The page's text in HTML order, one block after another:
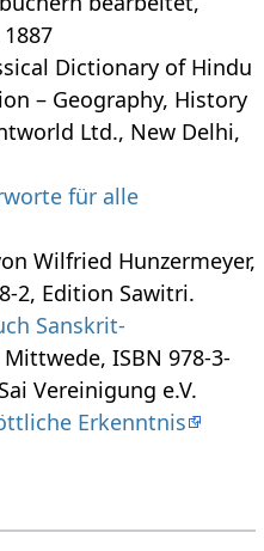
Dictionary of Hindu
– Geography, History
Ltd., New Delhi,
für alle
Wilfried Hunzermeyer,
2, Edition Sawitri.
Sanskrit-
ISBN 978-3-
Vereinigung e.V.
Erkenntnis